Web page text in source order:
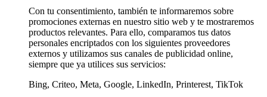
Con tu consentimiento, también te informaremos sobre
promociones externas en nuestro sitio web y te mostraremos
productos relevantes. Para ello, comparamos tus datos
personales encriptados con los siguientes proveedores
externos y utilizamos sus canales de publicidad online,
siempre que ya utilices sus servicios:
Bing, Criteo, Meta, Google, LinkedIn, Printerest, TikTok